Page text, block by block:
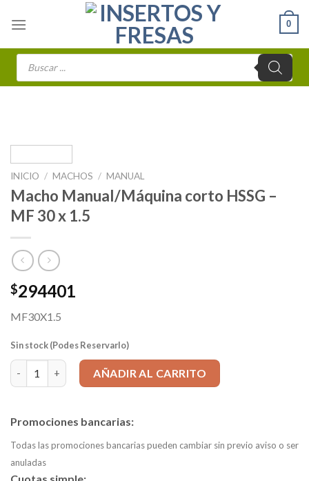
0
Búsqueda
INICIO / MACHOS / MANUAL
Macho Manual/Máquina corto HSSG –
MF 30 x 1.5
$294401
MF30X1.5
Sin stock (Podes Reservarlo)
Macho Manual/Máquina corto HSSG - MF 30 x 1.5 cantidad
AÑADIR AL CARRITO
Promociones bancarias:
Todas las promociones bancarias pueden cambiar sin previo aviso o ser
anuladas
Cuotas simple: